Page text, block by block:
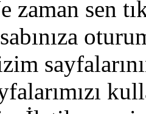
zaman sen